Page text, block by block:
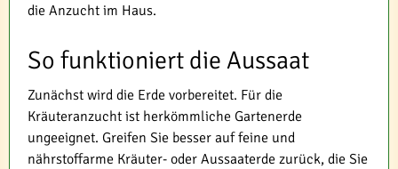
die Anzucht im Haus.
So funktioniert die Aussaat
Zunächst wird die Erde vorbereitet. Für die
Kräuteranzucht ist herkömmliche Gartenerde
ungeeignet. Greifen Sie besser auf feine und
nährstoffarme Kräuter- oder Aussaaterde zurück, die Sie